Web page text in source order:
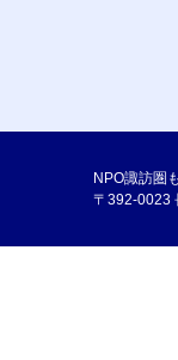
NPO諏訪圏
〒392-0023